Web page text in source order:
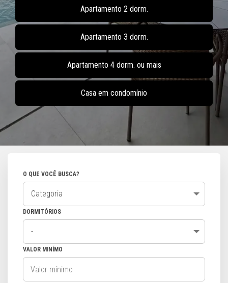
Apartamento 2 dorm.
Apartamento 3 dorm.
Apartamento 4 dorm. ou mais
Casa em condomínio
O QUE VOCÊ BUSCA?
Categoria
DORMITÓRIOS
-
VALOR MINÍMO